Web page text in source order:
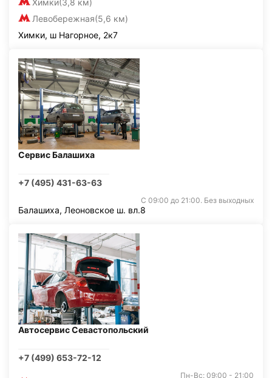
Химки(3,8 км)
Левобережная(5,6 км)
Химки, ш Нагорное, 2к7
Сервис Балашиха
+7 (495) 431-63-63
С 09:00 до 21:00. Без выходных
Балашиха, Леоновское ш. вл.8
Автосервис Севастопольский
+7 (499) 653-72-12
Пн-Вс: 09:00 - 21:00